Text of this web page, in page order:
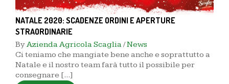
NATALE 2020: SCADENZE ORDINI E APERTURE
STRAORDINARIE
ByAzienda Agricola Scaglia/News
Ci teniamo che mangiate bene anche e soprattutto a
Natale e il nostro team farà tutto il possibile per
consegnare [...]